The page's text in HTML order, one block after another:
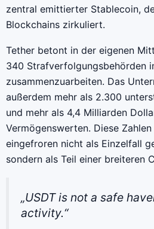
zentral emittierter Stablecoin,
Blockchains zirkuliert.
Tether betont in der eigenen
340 Strafverfolgungsbehörden
zusammenzuarbeiten. Das
außerdem mehr als 2.300
und mehr als 4,4 Milliarden
Vermögenswerten. Diese
eingefroren nicht als Einzelfall
sondern als Teil einer breiteren
„USDT is not a safe
activity.“